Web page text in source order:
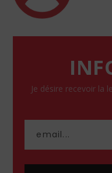
Je désire recevoir la